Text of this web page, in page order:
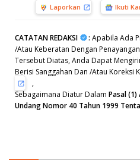
Laporkan Ikuti
CATATAN REDAKSI : Apabila Ada
/Atau Keberatan Dengan
Tersebut Diatas, Anda Dapat
Berisi Sanggahan Dan /Atau Koreksi
,
Sebagaimana Diatur Dalam Pasal (1)
Undang Nomor 40 Tahun 1999